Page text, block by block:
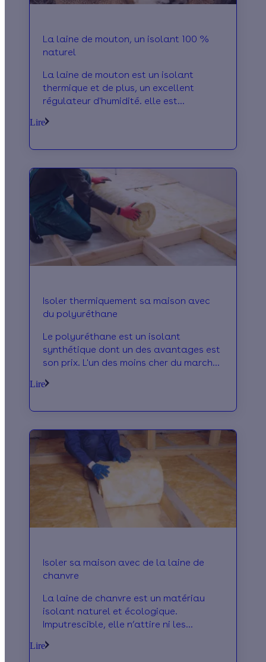
La laine de mouton, un isolant 100 %
naturel
La laine de mouton est un isolant
thermique et de plus, un excellent
régulateur d'humidité. elle est
thermique de plafonds et de toitures
Lire
Isoler thermiquement sa maison avec
du polyuréthane
Le polyuréthane est un isolant
synthétique dont un des avantages est
son prix. L'un des moins cher du marché.
l'isolation thermique.
Lire
Isoler sa maison avec de la laine de
chanvre
La laine de chanvre est un matériau
isolant naturel et écologique.
Imputrescible, elle n’attire ni les
dotée d’excellentes performances
Lire